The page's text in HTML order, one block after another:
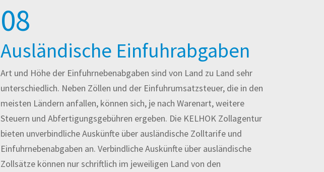
08
Ausländische Einfuhrabgaben
Art und Höhe der Einfuhrnebenabgaben sind von Land zu Land sehr
unterschiedlich. Neben Zöllen und der Einfuhrumsatzsteuer, die in den
meisten Ländern anfallen, können sich, je nach Warenart, weitere
Steuern und Abfertigungsgebühren ergeben. Die KELHOK Zollagentur
bieten unverbindliche Auskünfte über ausländische Zolltarife und
Einfuhrnebenabgaben an. Verbindliche Auskünfte über ausländische
Zollsätze können nur schriftlich im jeweiligen Land von den